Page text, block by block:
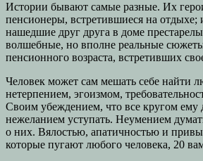
Истории бывают самые разные. Их
пенсионеры, встретившиеся на отдыхе;
нашедшие друг друга в доме
волшебные, но вполне реальные
пенсионного возраста, встретивших
Человек может сам мешать себе найти
нетерпением, эгоизмом,
Своим убеждением, что все кругом
нежеланием уступать. Неумением
о них. Вялостью, апатичностью и
которые пугают любого человека, 20